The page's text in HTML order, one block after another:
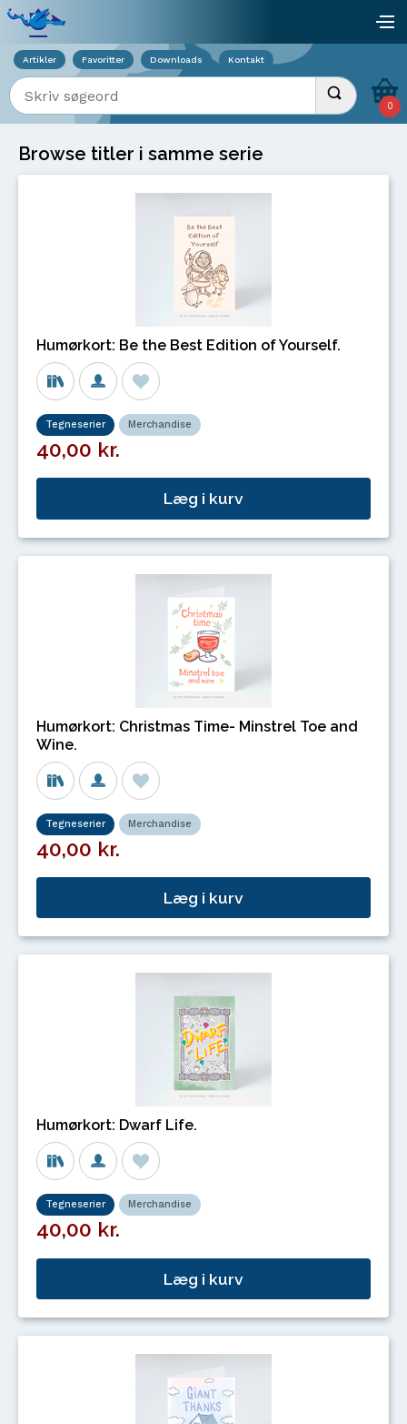
Artikler Favoritter Downloads Kontakt
Indtast søgeord Udfør søgning
0
Browse titler i samme serie
Humørkort: Be the Best Edition of Yourself.
Tegneserier Merchandise
40,00 kr.
Læg i kurv
Humørkort: Christmas Time- Minstrel Toe and
Wine.
Tegneserier Merchandise
40,00 kr.
Læg i kurv
Humørkort: Dwarf Life.
Tegneserier Merchandise
40,00 kr.
Læg i kurv
Viser overlay for indkøbskurv